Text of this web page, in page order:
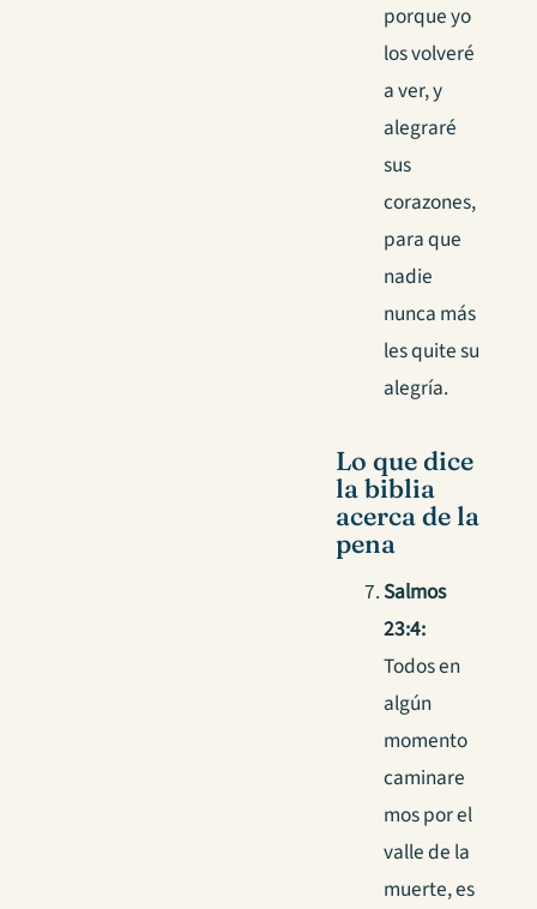
porque yo
los volveré
a ver, y
alegraré
sus
corazones,
para que
nadie
nunca más
les quite su
alegría.
Lo que dice
la biblia
acerca de la
pena
Salmos
23:4:
Todos en
algún
momento
caminare
mos por el
valle de la
muerte, es